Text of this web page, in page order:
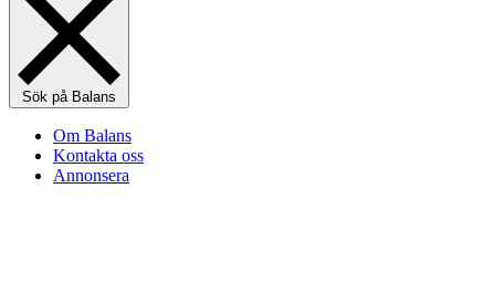
Sök på Balans
Om Balans
Kontakta oss
Annonsera